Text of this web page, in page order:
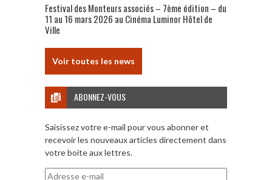
Festival des Monteurs associés – 7ème édition – du
11 au 16 mars 2026 au Cinéma Luminor Hôtel de
Ville
Voir toutes les news
ABONNEZ-VOUS
Saisissez votre e-mail pour vous abonner et
recevoir les nouveaux articles directement dans
votre boite aux lettres.
Adresse